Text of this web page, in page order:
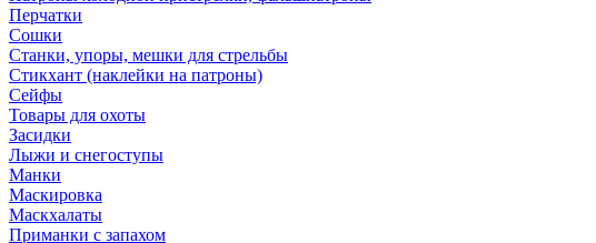
Перчатки
Сошки
Станки, упоры, мешки для стрельбы
Стикхант (наклейки на патроны)
Сейфы
Товары для охоты
Засидки
Лыжи и снегоступы
Манки
Маскировка
Маскхалаты
Приманки с запахом